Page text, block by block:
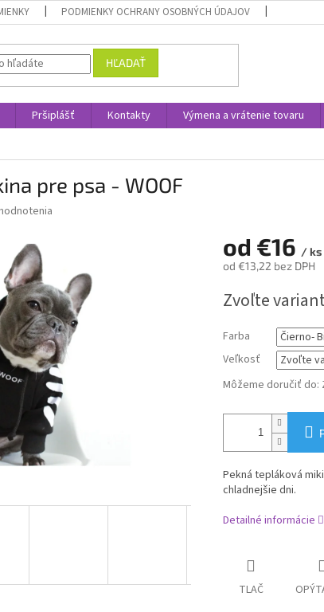
PODMIENKY OCHRANY OSOBNÝCH ÚDAJOV
HĽADAŤ
Pršiplášť Kontakty Výmena a vrátenie tovaru
pre psa - WOOF
od €16 / ks
od €13,22 bez DPH
cena:
Zvoľte
Farba
Veľkosť
Môžeme doručiť do:
Pekná tepláková
chladnejšie dni.
Detailné informácie
TLAČ